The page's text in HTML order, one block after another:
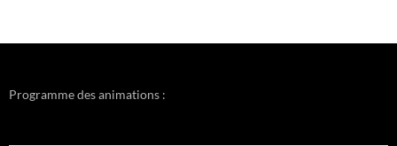
Programme des animations :